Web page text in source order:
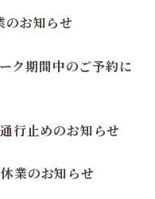
お知らせ
ク期間中のご予約に
行止めのお知らせ
業のお知らせ